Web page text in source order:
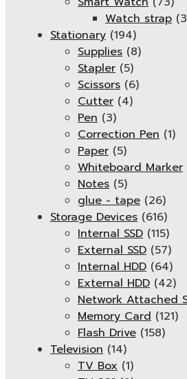
Watch strap
Stationary (194)
Supplies (8)
Stapler (5)
Scissors (6)
Cutter (4)
Pen (3)
Correction Pen (1)
Paper (5)
Whiteboard Marker
Notes (5)
glue - tape (26)
Storage Devices (616)
Internal SSD (115)
External SSD (57)
Internal HDD (64)
External HDD (42)
Network Attached
Memory Card (121)
Flash Drive (158)
Television (14)
TV Box (1)